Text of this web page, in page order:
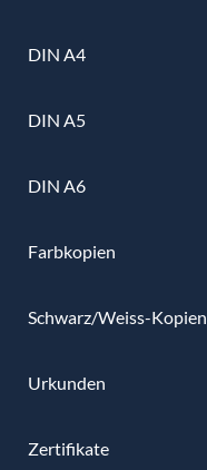
DIN A4
DIN A5
DIN A6
Farbkopien
Schwarz/Weiss-Kopien
Urkunden
Zertifikate